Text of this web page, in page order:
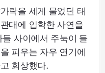
락을 세게 물었던 태
대에 입학한 사연을
사이에서 주눅이 들
피우는 자우 연기에
회상했다.